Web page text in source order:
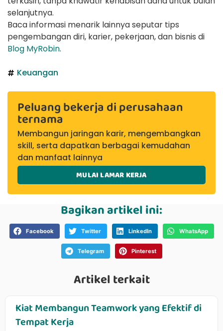
selanjutnya.
Baca informasi menarik lainnya seputar tips
pengembangan diri, karier, pekerjaan, dan bisnis di
Blog MyRobin.
Keuangan
Peluang bekerja di perusahaan
ternama
Membangun jaringan karir, mengembangkan
skill, serta dapatkan berbagai kemudahan
dan manfaat lainnya
MULAI LAMAR KERJA
Bagikan artikel ini:
Facebook Twitter LinkedIn WhatsApp
Telegram Pinterest
Artikel terkait
Kiat Membangun Teamwork yang Efektif di
Tempat Kerja